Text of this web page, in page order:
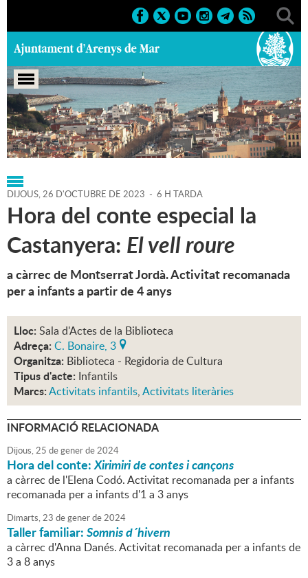
Portada > Regidories > Cultura > Agenda > 26-10-2023
DIJOUS,26 D'OCTUBRE DE 2023 - 6 H TARDA
Hora del conte especial la
Castanyera: El vell roure
a càrrec de Montserrat Jordà. Activitat recomanada
per a infants a partir de 4 anys
Lloc: Sala d'Actes de la Biblioteca
Adreça: C. Bonaire, 3
Organitza: Biblioteca - Regidoria de Cultura
Tipus d'acte: Infantils
Marcs:Activitats infantils,Activitats literàries
INFORMACIÓ RELACIONADA
Dijous,25 degenerde2024
Hora del conte:Xirimiri de contes i cançons
a càrrec de l'Elena Codó. Activitat recomanada per a infants
recomanada per a infants d'1 a 3 anys
Dimarts,23 degenerde2024
Taller familiar:Somnis d´hivern
a càrrec d'Anna Danés. Activitat recomanada per a infants de
3 a 8 anys